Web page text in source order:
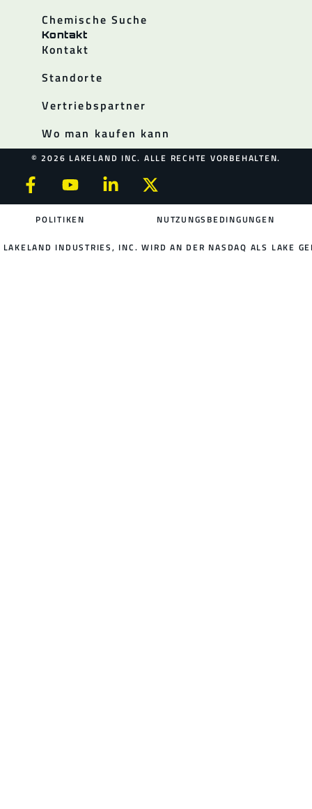
Chemische Suche
Kontakt
Kontakt
Standorte
Vertriebspartner
Wo man kaufen kann
© 2026 LAKELAND INC. ALLE RECHTE VORBEHALTEN.
POLITIKEN NUTZUNGSBEDINGUNGEN
LAKELAND INDUSTRIES, INC. WIRD AN DER NASDAQ ALS LAKE